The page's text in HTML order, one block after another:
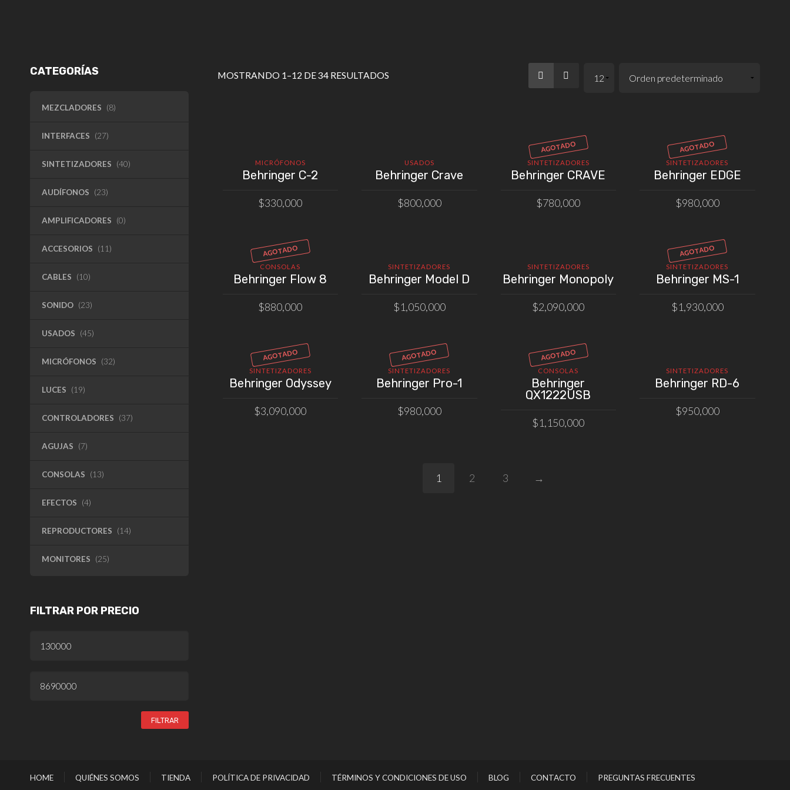
CATEGORÍAS
MEZCLADORES (8)
INTERFACES (27)
SINTETIZADORES (40)
AUDÍFONOS (23)
AMPLIFICADORES (0)
ACCESORIOS (11)
CABLES (10)
SONIDO (23)
USADOS (45)
MICRÓFONOS (32)
LUCES (19)
CONTROLADORES (37)
AGUJAS (7)
CONSOLAS (13)
EFECTOS (4)
REPRODUCTORES (14)
MONITORES (25)
FILTRAR POR PRECIO
MÍNIMO
MÁXIMO
FILTRAR
MOSTRANDO 1–12 DE 34 RESULTADOS
MICRÓFONOS
Behringer C-2
$330,000
USADOS
Behringer Crave
$800,000
AGOTADO
SINTETIZADORES
Behringer CRAVE
$780,000
AGOTADO
SINTETIZADORES
Behringer EDGE
$980,000
AGOTADO
CONSOLAS
Behringer Flow 8
$880,000
SINTETIZADORES
Behringer Model D
$1,050,000
SINTETIZADORES
Behringer Monopoly
$2,090,000
AGOTADO
SINTETIZADORES
Behringer MS-1
$1,930,000
AGOTADO
SINTETIZADORES
Behringer Odyssey
$3,090,000
AGOTADO
SINTETIZADORES
Behringer Pro-1
$980,000
AGOTADO
CONSOLAS
Behringer
QX1222USB
$1,150,000
SINTETIZADORES
Behringer RD-6
$950,000
1 2 3 →
HOME QUIÉNES SOMOS TIENDA POLÍTICA DE PRIVACIDAD TÉRMINOS Y CONDICIONES DE USO BLOG CONTACTO PREGUNTAS FRECUENTES